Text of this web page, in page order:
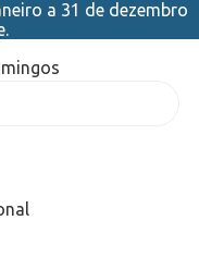
a 31 de dezembro